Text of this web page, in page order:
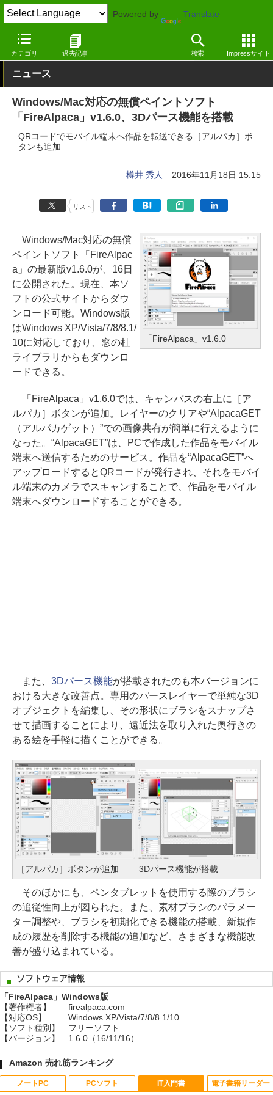
Powered by Translate
カテゴリ 過去記事 検索 Impressサイト
窓の杜 画像・映像・音楽
ニュース
Windows/Mac対応の無償ペイントソフト
「FireAlpaca」v1.6.0、3Dパース機能を搭載
QRコードでモバイル端末へ作品を転送できる［アルパカ］ボ
タンも追加
樽井 秀人 2016年11月18日 15:15
リスト
「FireAlpaca」v1.6.0
Windows/Mac対応の無償
ペイントソフト「FireAlpac
a」の最新版v1.6.0が、16日
に公開された。現在、本ソ
フトの公式サイトからダウ
ンロード可能。Windows版
はWindows XP/Vista/7/8/8.1/
10に対応しており、窓の杜
ライブラリからもダウンロ
ードできる。
「FireAlpaca」v1.6.0では、キャンバスの右上に［ア
ルパカ］ボタンが追加。レイヤーのクリアや“AlpacaGET
（アルパカゲット）”での画像共有が簡単に行えるように
なった。“AlpacaGET”は、PCで作成した作品をモバイル
端末へ送信するためのサービス。作品を“AlpacaGET”へ
アップロードするとQRコードが発行され、それをモバイ
ル端末のカメラでスキャンすることで、作品をモバイル
端末へダウンロードすることができる。
また、 3Dパース機能が搭載されたのも本バージョンに
おける大きな改善点。専用のパースレイヤーで単純な3D
オブジェクトを編集し、その形状にブラシをスナップさ
せて描画することにより、遠近法を取り入れた奥行きの
ある絵を手軽に描くことができる。
［アルパカ］ボタンが追加 3Dパース機能が搭載
そのほかにも、ペンタブレットを使用する際のブラシ
の追従性向上が図られた。また、素材ブラシのパラメー
ター調整や、ブラシを初期化できる機能の搭載、新規作
成の履歴を削除する機能の追加など、さまざまな機能改
善が盛り込まれている。
ソフトウェア情報
「FireAlpaca」Windows版
【著作権者】
firealpaca.com
【対応OS】
Windows XP/Vista/7/8/8.1/10
【ソフト種別】
フリーソフト
【バージョン】
1.6.0（16/11/16）
Amazon 売れ筋ランキング
ノートPC PCソフト IT入門書 電子書籍リーダー